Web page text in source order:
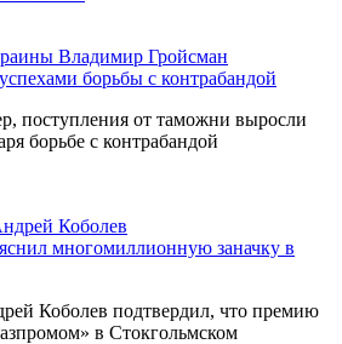
борьбы с контрабандой
поступления от таможни выросли
борьбе с контрабандой
многомиллионную заначку в
Коболев подтвердил, что премию
в Стокгольмском